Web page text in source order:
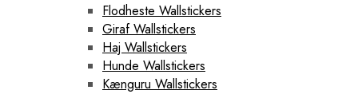
Flodheste Wallstickers
Giraf Wallstickers
Haj Wallstickers
Hunde Wallstickers
Kænguru Wallstickers